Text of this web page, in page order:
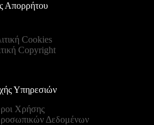
Απορρήτου
Cookies
Copyright
Υπηρεσιών
Χρήσης
Δεδομένων